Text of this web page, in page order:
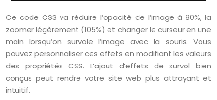
Ce code CSS va réduire l’opacité de l’image à 80%, la
zoomer légèrement (105%) et changer le curseur en une
main lorsqu’on survole l’image avec la souris. Vous
pouvez personnaliser ces effets en modifiant les valeurs
des propriétés CSS. L’ajout d’effets de survol bien
conçus peut rendre votre site web plus attrayant et
intuitif.